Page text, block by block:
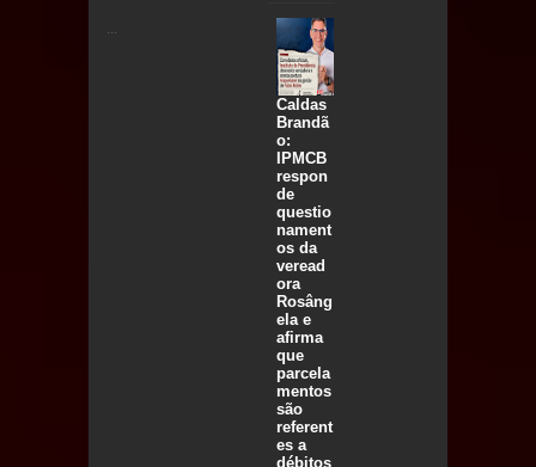
...
Caldas
Brandã
o:
IPMCB
respon
de
questio
nament
os da
veread
ora
Rosâng
ela e
afirma
que
parcela
mentos
são
referent
es a
débitos